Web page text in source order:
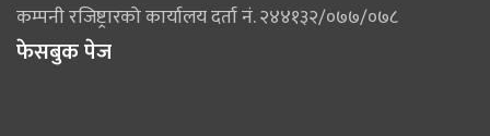
कम्पनी रजिष्ट्रारको कार्यालय दर्ता नं. २४४१३२/०७७/०७८
फेसबुक पेज